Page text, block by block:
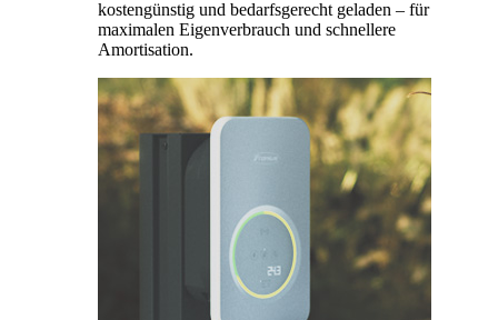
kostengünstig und bedarfsgerecht geladen – für
maximalen Eigenverbrauch und schnellere
Amortisation.